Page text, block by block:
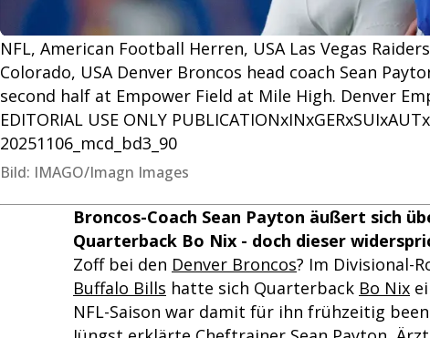
NFL, American Football Herren, USA Las Vegas
Colorado, USA Denver Broncos head coach Sean
second half at Empower Field at Mile High. Denver
EDITORIAL USE ONLY
20251106_mcd_bd3_90
Bild: IMAGO/Imagn Images
Broncos-Coach Sean Payton äußert sich
Quarterback Bo Nix - doch dieser
Zoff bei den Denver Broncos? Im Divisional-
Buffalo Bills hatte sich Quarterback Bo Nix
NFL-Saison war damit für ihn frühzeitig